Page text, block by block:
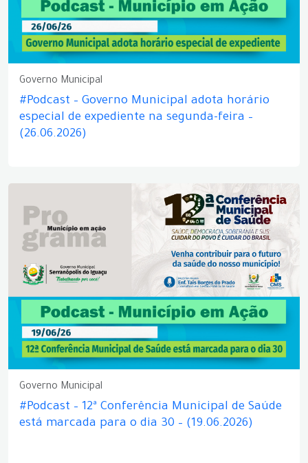
Governo Municipal
#Podcast – Governo Municipal adota horário
especial de expediente na segunda-feira –
(26.06.2026)
Governo Municipal
#Podcast – 12ª Conferência Municipal de Saúde
está marcada para o dia 30 – (19.06.2026)